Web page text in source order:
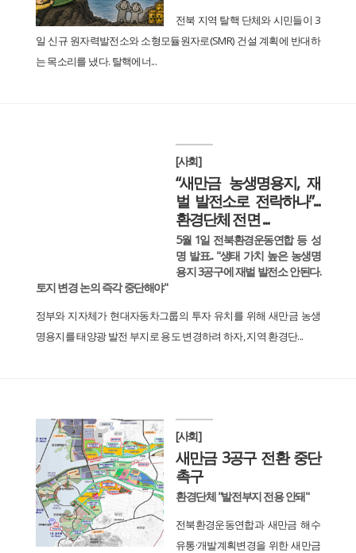
전북 지역 탈핵 단체와 시민들이 3
일 신규 원자력발전소와 소형모듈원자로(SMR) 건설 계획에 반대하
는 목소리를 냈다. 탈핵에너...
[사회]
“새만금 농생명용지, 재
벌 발전소로 전락하나”...
환경단체 전면 ...
5월 1일 전북환경운동연합 등 성
명 발표... "생태 가치 높은 농생명
용지 3공구에 재벌 발전소 안된다.
토지 변경 논의 즉각 중단해야"
정부와 지자체가 현대자동차그룹의 투자 유치를 위해 새만금 농생
명용지를 태양광 발전 부지로 용도 변경하려 하자, 지역 환경단...
[사회]
새만금 3공구 전환 중단
촉구
환경단체 "발전부지 전용 안돼"
전북환경운동연합과 새만금 해수
유통·개발계획변경을 위한 새만금